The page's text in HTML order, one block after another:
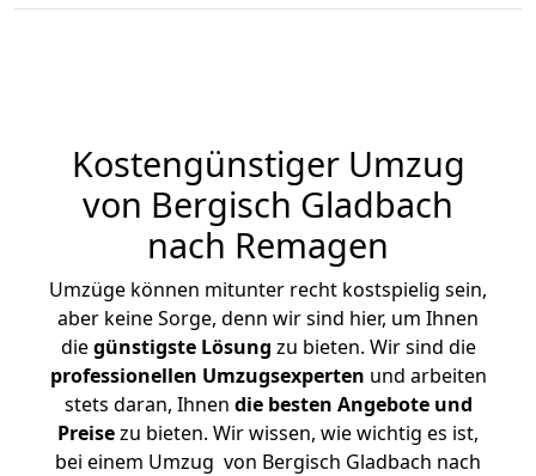
Kostengünstiger Umzug
von Bergisch Gladbach
nach Remagen
Umzüge können mitunter recht kostspielig sein,
aber keine Sorge, denn wir sind hier, um Ihnen
diegünstigste Lösung zu bieten. Wir sind die
professionellen Umzugsexperten und arbeiten
stets daran, Ihnen die besten Angebote und
Preisezu bieten. Wir wissen, wie wichtig es ist,
bei einem Umzug von Bergisch Gladbach nach